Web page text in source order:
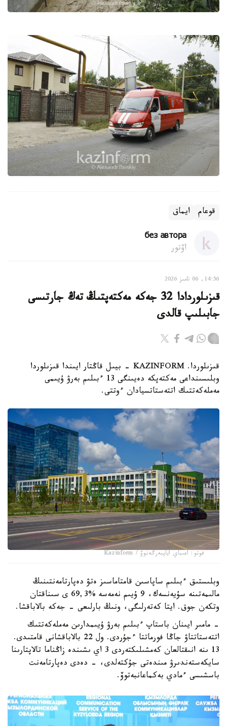
قوعام ايماق
без автора
اۆتور
14:56, 06 تامىز 2026
قىزىلوردادا 32 جەكە مەكتەپتىڭ تەڭ جارتىسى
جابىلىپ قالدى
قىزىلوردا. KAZINFORM - بيىل قاڭتار ايىندا قىزىلوردا
وبلىسىنداعى مەكتەپكە دەيىنگى 13 ءبىلىم بەرۋ ۇيىمى
مەملەكەتتىك اتتەستاتسيادان ءوتتى.
فوتو: اعىباي اياپبەرگەنوۆ / Kazinform
وبلىستىق ءبىلىم ساپاسىن قامتاماسىز ەتۋ دەپارتامەنتىنىڭ
مالىمەتىنە سۇيەنسەك، 9 ۇيىم نەمەسە %69,3 ى سىناقتان
وتكەن جوق. ايتا كەتەرلىگى، ونىڭ بارلىعى - جەكە بالاباقشا.
- مامىر ايىنان باستاپ ءبىلىم بەرۋ ۇيىمدارىن مەملەكەتتىك
اتتەستاتتاۋ جاڭا فورماتتا ءجۇردى. ول 22 بالاباقشانى قامتىدى.
13 ىنە انىقتالعان كەمشىلىكتەردى 3 اي ىشىندە زاڭناما تالاپتارىنا
سايكەستەندىرۋ مىندەتى جۇكتەلدى، - دەدى دەپارتامەنت
باسشىسى ءمادي بەكماعانبەتوۆ.